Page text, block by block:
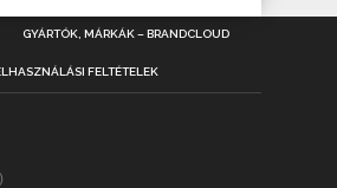
GYÁRTÓK, MÁRKÁK – BRANDCLOUD
FELTÉTELEK